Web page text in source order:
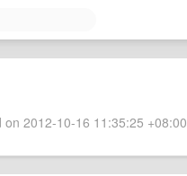
2012-10-16 11:35:25 +08:00